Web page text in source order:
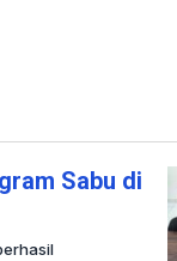
Sabu di